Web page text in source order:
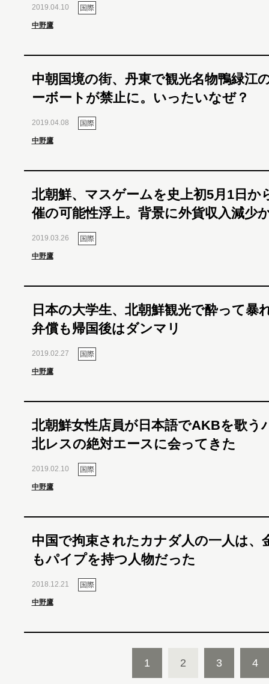
2019.04.10 国際
中野鷹
中朝国境の街、丹東で観光名物鴨緑江
ーボートが禁止に。いったいなぜ？
2019.04.08 国際
中野鷹
北朝鮮、マスゲームを史上初5月1日か
催の可能性浮上。背景に外貨収入減少
2019.03.26 国際
中野鷹
日本の大学生、北朝鮮観光で酔って暴
弁償も帰国後はダンマリ
2019.02.27 国際
中野鷹
北朝鮮女性店員が日本語でAKBを歌う
北レスの絶対エースに会ってきた
2019.02.10 国際
中野鷹
中国で拘束されたカナダ人の一人は、
もパイプを持つ人物だった
2018.12.21 国際
中野鷹
1 2 3 4